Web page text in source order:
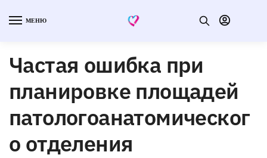
МЕНЮ
Частая ошибка при
планировке площадей
патологоанатомическог
о отделения